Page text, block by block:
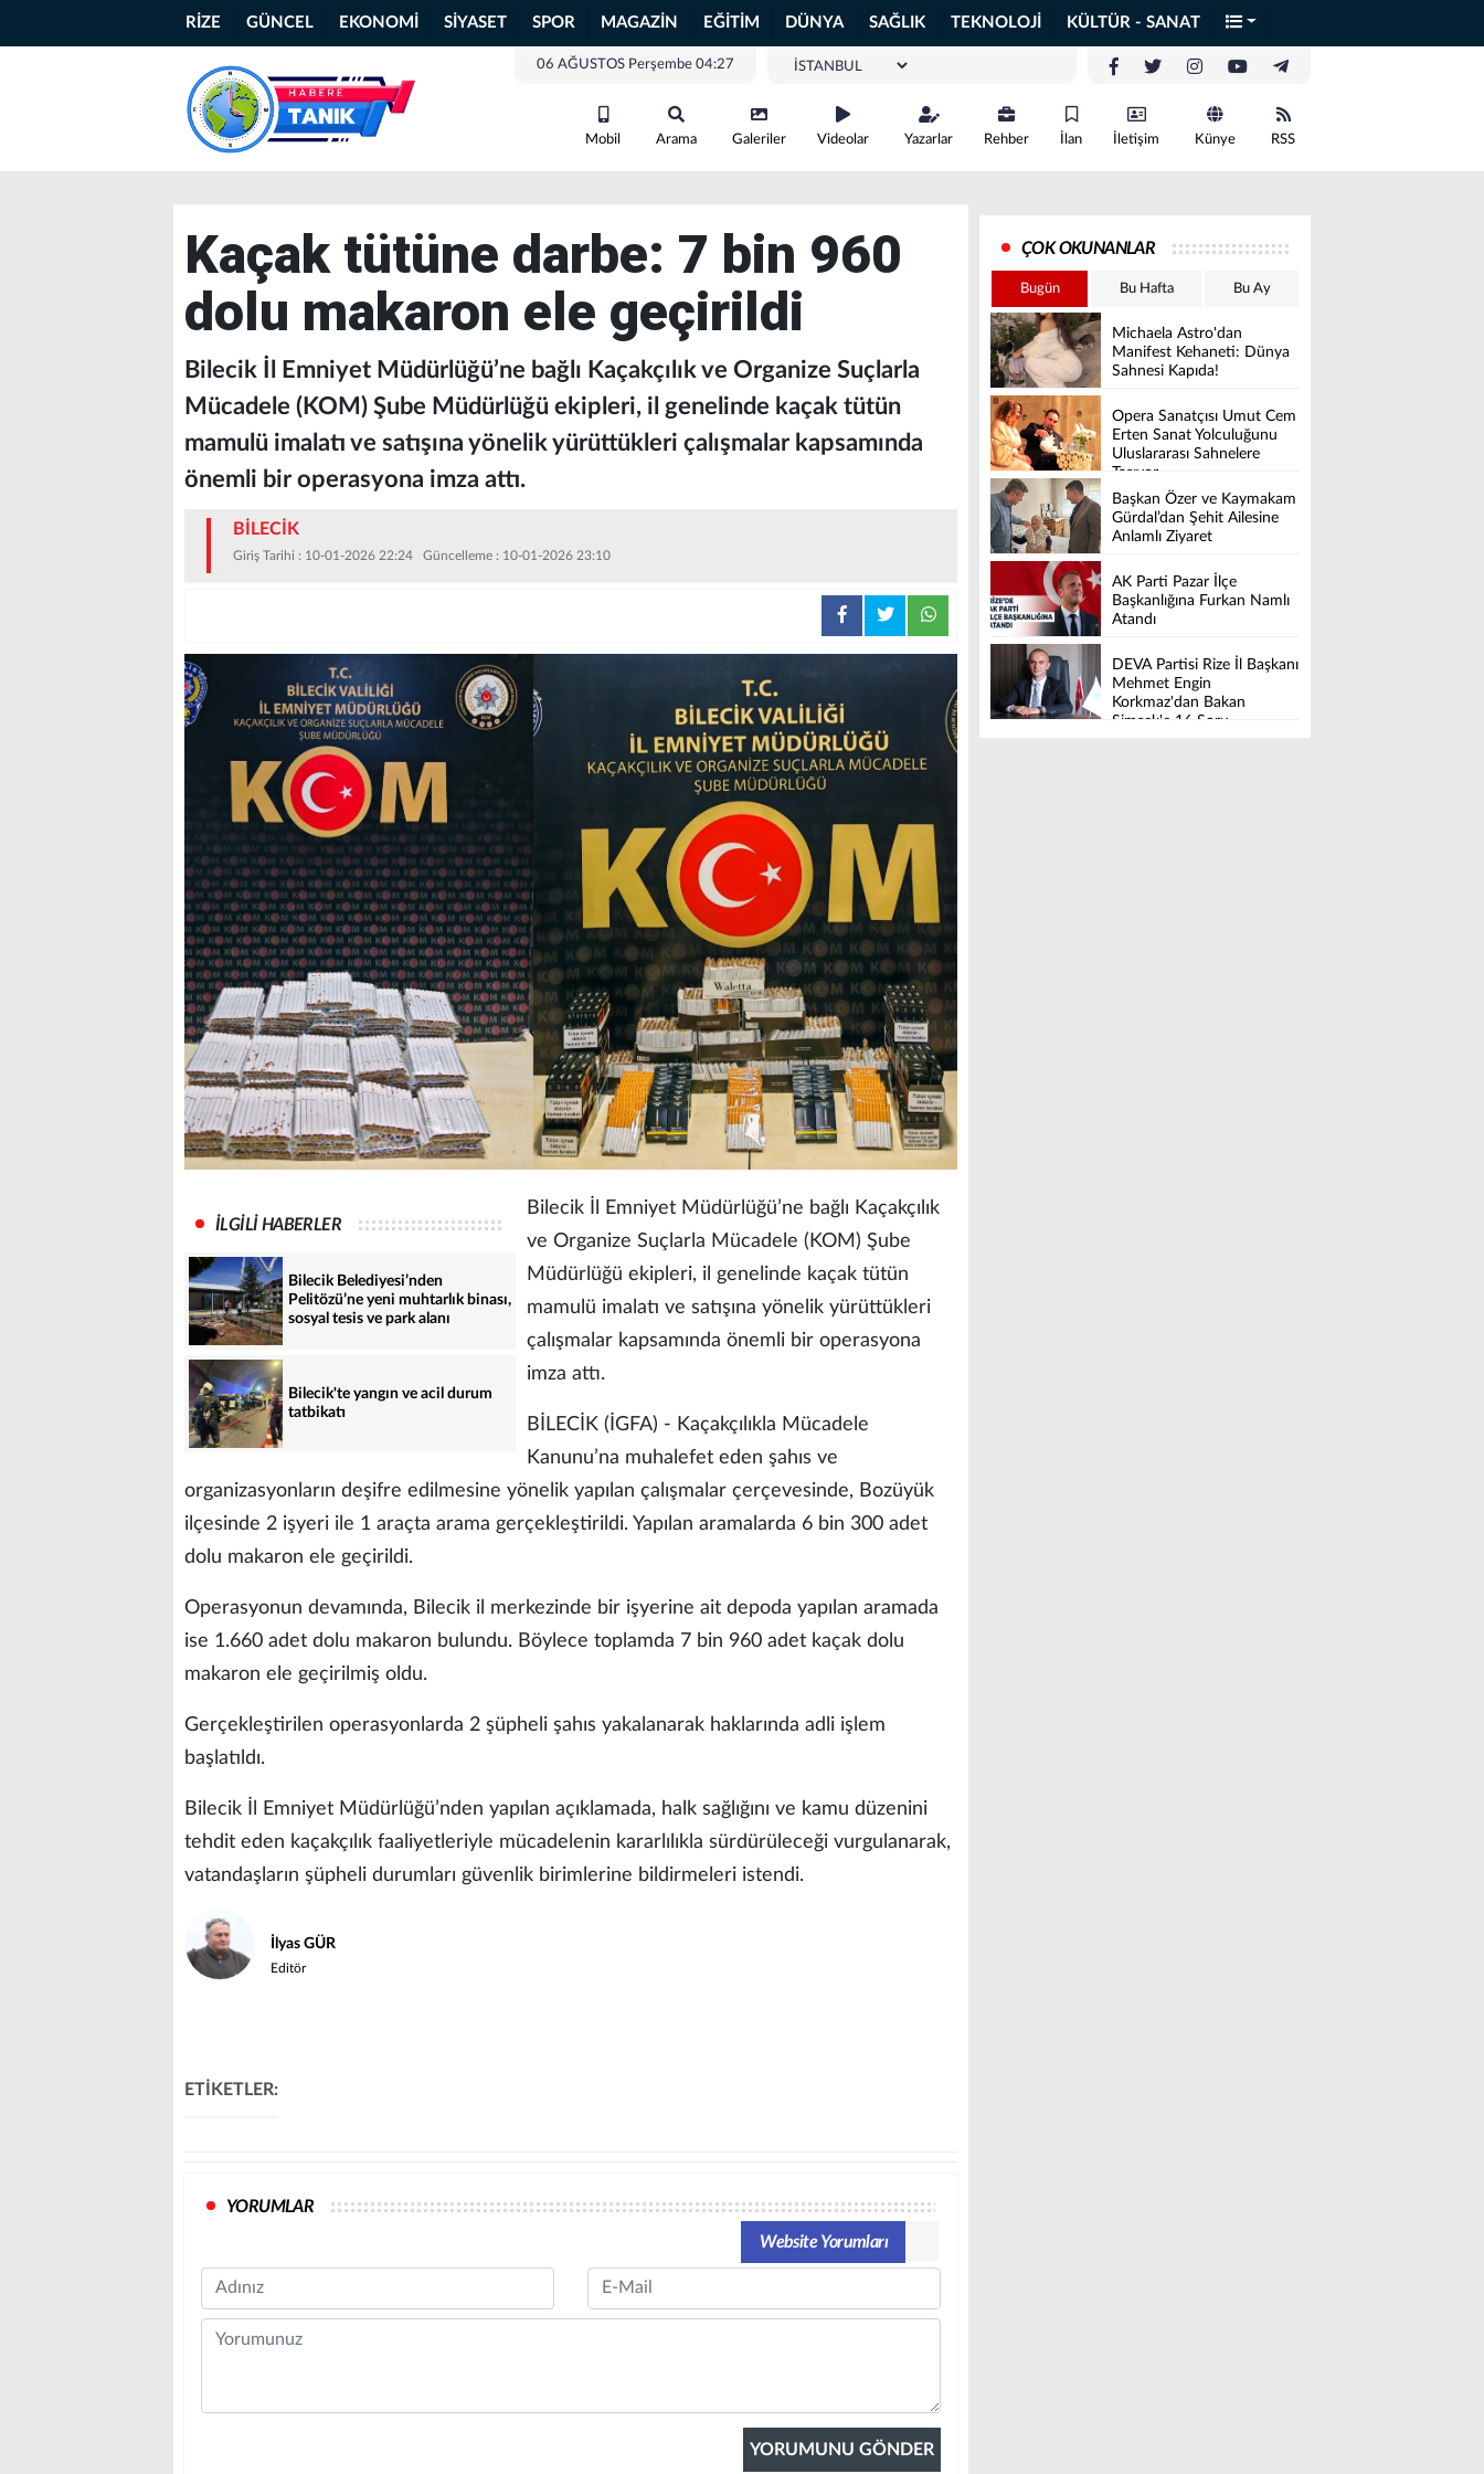
RİZE GÜNCEL EKONOMİ SİYASET SPOR MAGAZİN EĞİTİM DÜNYA SAĞLIK TEKNOLOJİ KÜLTÜR - SANAT
06 AĞUSTOS Perşembe 04:27
Mobil Arama Galeriler Videolar Yazarlar Rehber İlan İletişim Künye RSS
Kaçak tütüne darbe: 7 bin 960
dolu makaron ele geçirildi
Bilecik İl Emniyet Müdürlüğü’ne bağlı Kaçakçılık ve Organize Suçlarla
Mücadele (KOM) Şube Müdürlüğü ekipleri, il genelinde kaçak tütün
mamulü imalatı ve satışına yönelik yürüttükleri çalışmalar kapsamında
önemli bir operasyona imza attı.
BİLECİK
Giriş Tarihi : 10-01-2026 22:24 Güncelleme : 10-01-2026 23:10
İLGİLİ HABERLER
Bilecik Belediyesi’nden
Pelitözü’ne yeni muhtarlık binası,
sosyal tesis ve park alanı
Bilecik'te yangın ve acil durum
tatbikatı
Bilecik İl Emniyet Müdürlüğü’ne bağlı Kaçakçılık
ve Organize Suçlarla Mücadele (KOM) Şube
Müdürlüğü ekipleri, il genelinde kaçak tütün
mamulü imalatı ve satışına yönelik yürüttükleri
çalışmalar kapsamında önemli bir operasyona
imza attı.
BİLECİK (İGFA) - Kaçakçılıkla Mücadele
Kanunu’na muhalefet eden şahıs ve
organizasyonların deşifre edilmesine yönelik yapılan çalışmalar çerçevesinde, Bozüyük
ilçesinde 2 işyeri ile 1 araçta arama gerçekleştirildi. Yapılan aramalarda 6 bin 300 adet
dolu makaron ele geçirildi.
Operasyonun devamında, Bilecik il merkezinde bir işyerine ait depoda yapılan aramada
ise 1.660 adet dolu makaron bulundu. Böylece toplamda 7 bin 960 adet kaçak dolu
makaron ele geçirilmiş oldu.
Gerçekleştirilen operasyonlarda 2 şüpheli şahıs yakalanarak haklarında adli işlem
başlatıldı.
Bilecik İl Emniyet Müdürlüğü’nden yapılan açıklamada, halk sağlığını ve kamu düzenini
tehdit eden kaçakçılık faaliyetleriyle mücadelenin kararlılıkla sürdürüleceği vurgulanarak,
vatandaşların şüpheli durumları güvenlik birimlerine bildirmeleri istendi.
İlyas GÜR
Editör
ETİKETLER:
YORUMLAR
Website Yorumları
Name Email
Comment
ÇOK OKUNANLAR
Bugün Bu Hafta Bu Ay
Michaela Astro'dan
Manifest Kehaneti: Dünya
Sahnesi Kapıda!
Opera Sanatçısı Umut Cem
Erten Sanat Yolculuğunu
Uluslararası Sahnelere
Taşıyor
Başkan Özer ve Kaymakam
Gürdal’dan Şehit Ailesine
Anlamlı Ziyaret
AK Parti Pazar İlçe
Başkanlığına Furkan Namlı
Atandı
DEVA Partisi Rize İl Başkanı
Mehmet Engin
Korkmaz'dan Bakan
Şimşek'e 16 Soru